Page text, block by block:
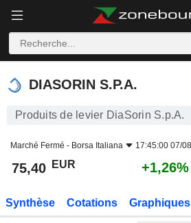
DIASORIN S.P.A.
DIASORIN S.P.A.
Produits de levier DiaSorin S.p.A.
Marché Fermé - Borsa Italiana 17:45:00 07/
75,40 EUR +1,26%
Synthèse Cotations Graphiques